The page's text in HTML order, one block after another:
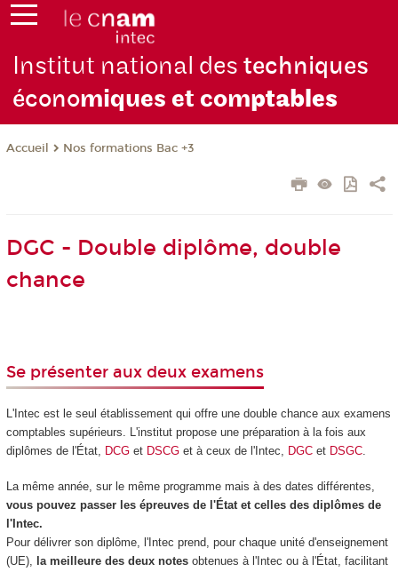
Institut national destechniques
économiques et comptables
Accueil Nos formations Bac +3
DGC - Double diplôme, double
chance
Se présenter aux deux examens
L'Intec est le seul établissement qui offre une double chance aux examens
comptables supérieurs. L'institut propose une préparation à la fois aux
diplômes de l'État,
DCGet DSCGet à ceux de l'Intec, DGCet DSGC.
La même année, sur le même programme mais à des dates différentes,
vous pouvez passer les épreuves de l'État et celles des diplômes de
l'Intec.
Pour délivrer son diplôme, l'Intec prend, pour chaque unité d'enseignement
(UE), la meilleure des deux notes obtenues à l'Intec ou à l'État, facilitant